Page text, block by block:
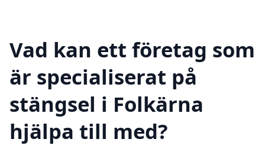
Vad kan ett företag som
är specialiserat på
stängsel i Folkärna
hjälpa till med?